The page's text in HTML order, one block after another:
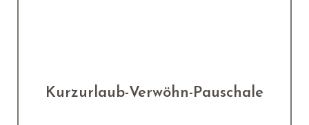
Kurzurlaub-Verwöhn-Pauschale